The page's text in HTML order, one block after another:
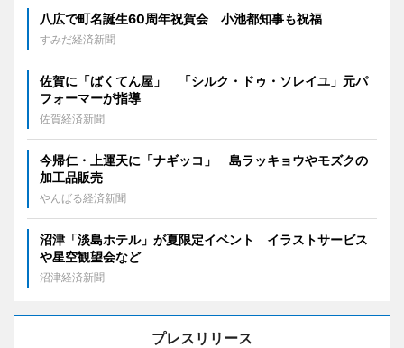
八広で町名誕生60周年祝賀会 小池都知事も祝福
すみだ経済新聞
佐賀に「ばくてん屋」 「シルク・ドゥ・ソレイユ」元パ
フォーマーが指導
佐賀経済新聞
今帰仁・上運天に「ナギッコ」 島ラッキョウやモズクの
加工品販売
やんばる経済新聞
沼津「淡島ホテル」が夏限定イベント イラストサービス
や星空観望会など
沼津経済新聞
プレスリリース